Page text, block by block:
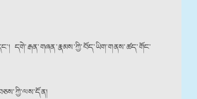
དགེ་རྒན་གཞན་རྣམས་ཀྱི་བོད་ཡིག་གནས་ཚད་གོང་